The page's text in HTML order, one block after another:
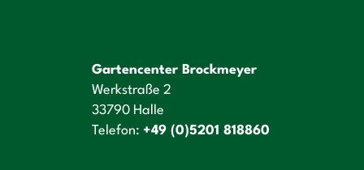
Gartencenter Brockmeyer
Werkstraße 2
33790 Halle
Telefon: +49 (0)5201 818860